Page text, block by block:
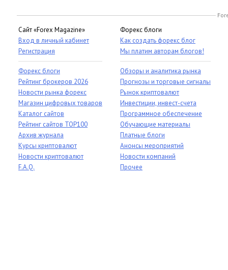
Сайт «Forex Magazine»
Вход в личный кабинет
Регистрация
Форекс блоги
Рейтинг брокеров 2026
Новости рынка форекс
Магазин цифровых товаров
Каталог сайтов
Рейтинг сайтов TOP100
Архив журнала
Курсы криптовалют
Новости криптовалют
F.A.Q.
Форекс блоги
Как создать форекс блог
Мы платим авторам блогов!
Обзоры и аналитика рынка
Прогнозы и торговые сигналы
Рынок криптовалют
Инвестиции, инвест-счета
Программное обеспечение
Обучающие материалы
Платные блоги
Анонсы мероприятий
Новости компаний
Прочее